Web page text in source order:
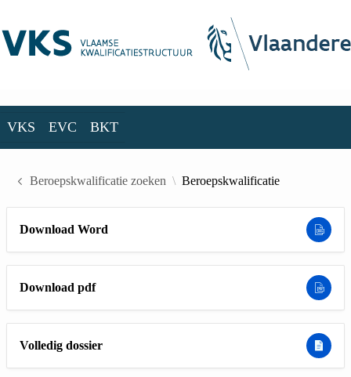
VKS EVC BKT
Beroepskwalificatie zoeken Beroepskwalificatie
Download Word
Download pdf
Volledig dossier